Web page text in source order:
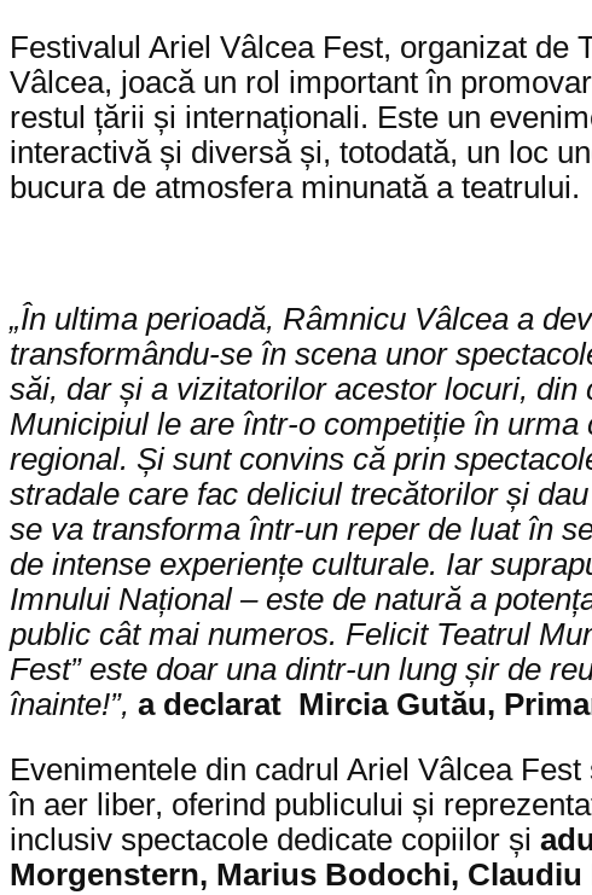
Festivalul Ariel Vâlcea Fest, organizat de
Vâlcea, joacă un rol important în
restul țării și internaționali. Este un
interactivă și diversă și, totodată, un loc
bucura de atmosfera minunată a teatrului.
„În ultima perioadă, Râmnicu Vâlcea a
transformându-se în scena unor
săi, dar și a vizitatorilor acestor locuri, din
Municipiul le are într-o competiție în
regional. Și sunt convins că prin
stradale care fac deliciul trecătorilor și
se va transforma într-un reper de luat în
de intense experiențe culturale. Iar
Imnului Național – este de natură a
public cât mai numeros. Felicit Teatrul
Fest” este doar una dintr-un lung șir de
înainte!”, a declarat Mircia Gutău,
Evenimentele din cadrul Ariel Vâlcea
în aer liber, oferind publicului și
inclusiv spectacole dedicate copiilor și
Morgenstern, Marius Bodochi,